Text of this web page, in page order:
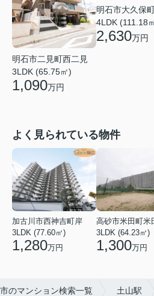
明石市二見町西二見
3LDK (65.75㎡)
1,090万円
明石市大久保
4LDK (111.18
2,630万円
よく見られている物件
加古川市西神吉町岸
3LDK (77.60㎡)
1,280万円
高砂市米田町米
3LDK (64.23㎡)
1,300万円
のマンション検索一覧 土山駅